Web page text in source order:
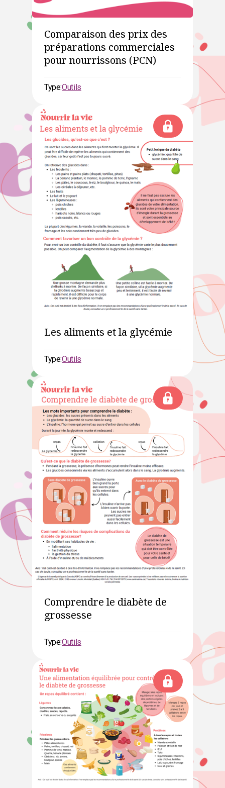
Comparaison des prix des
préparations commerciales
pour nourrissons (PCN)
Type:Outils
Les aliments et la glycémie
Type:Outils
Comprendre le diabète de
grossesse
Type:Outils